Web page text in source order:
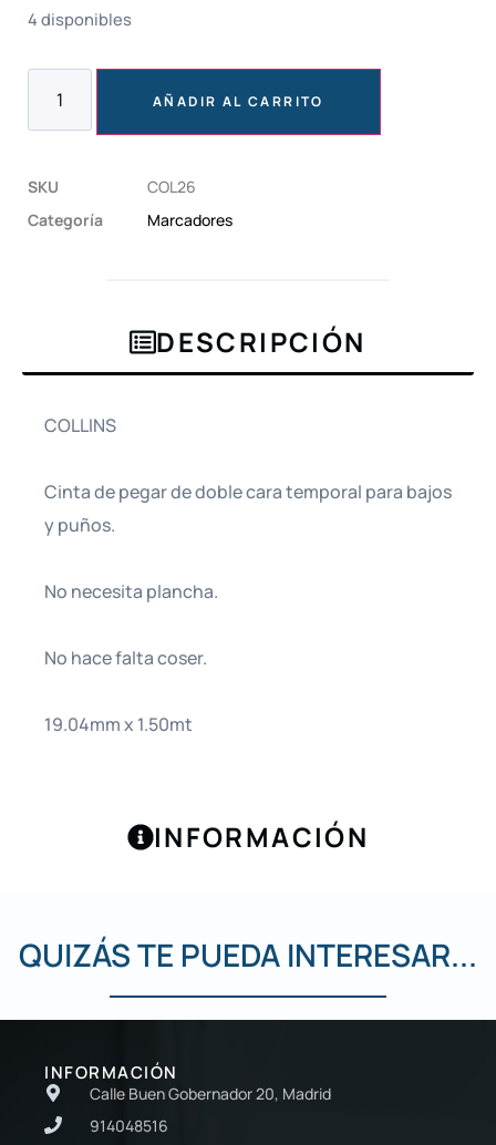
4 disponibles
AÑADIR AL CARRITO
SKU
COL26
Categoría
Marcadores
DESCRIPCIÓN
INFORMACIÓN
COLLINS
Cinta de pegar de doble cara temporal para bajos
y puños.
No necesita plancha.
No hace falta coser.
19.04mm x 1.50mt
QUIZÁS TE PUEDA INTERESAR...
INFORMACIÓN
Calle Buen Gobernador 20, Madrid
914048516